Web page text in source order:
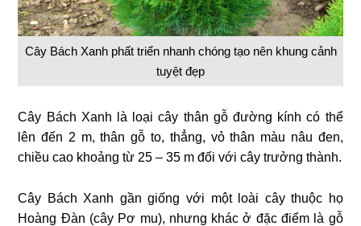
Cây Bách Xanh phất triển nhanh chóng tạo nên khung cảnh
tuyệt đẹp
Cây Bách Xanh là loại cây thân gỗ đường kính có thể
lên đến 2 m, thân gỗ to, thẳng, vỏ thân màu nâu đen,
chiều cao khoảng từ 25 – 35 m đối với cây trưởng thành.
Cây Bách Xanh gần giống với một loài cây thuộc họ
Hoàng Đàn (cây Pơ mu), nhưng khác ở đặc điểm là gỗ